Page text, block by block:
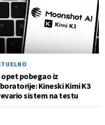
opet pobegao iz
Kineski Kimi K3
sistem na testu